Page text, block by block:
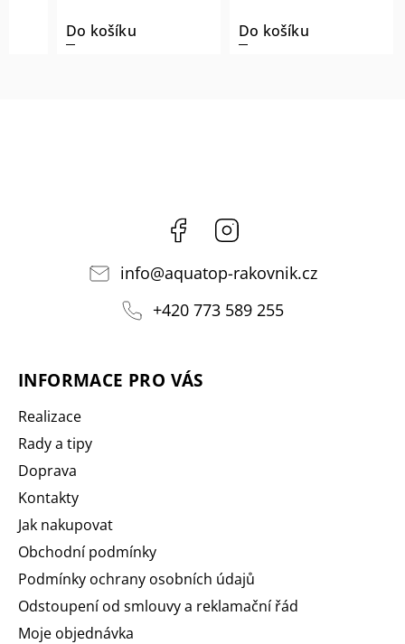
Do košíku Do košíku
Facebook
info@aquatop-rakovnik.cz
+420 773 589 255
INFORMACE PRO VÁS
Realizace
Rady a tipy
Doprava
Kontakty
Jak nakupovat
Obchodní podmínky
Podmínky ochrany osobních údajů
Odstoupení od smlouvy a reklamační řád
Moje objednávka